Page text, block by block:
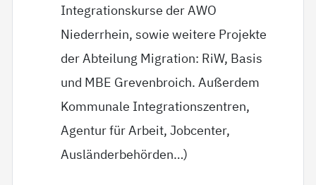
Integrationskurse der AWO
Niederrhein, sowie weitere Projekte
der Abteilung Migration: RiW, Basis
und MBE Grevenbroich. Außerdem
Kommunale Integrationszentren,
Agentur für Arbeit, Jobcenter,
Ausländerbehörden…)